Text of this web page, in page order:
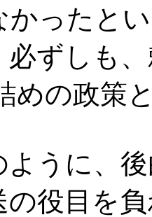
かったと
必ずしも
めの政策
ように、
の役目を